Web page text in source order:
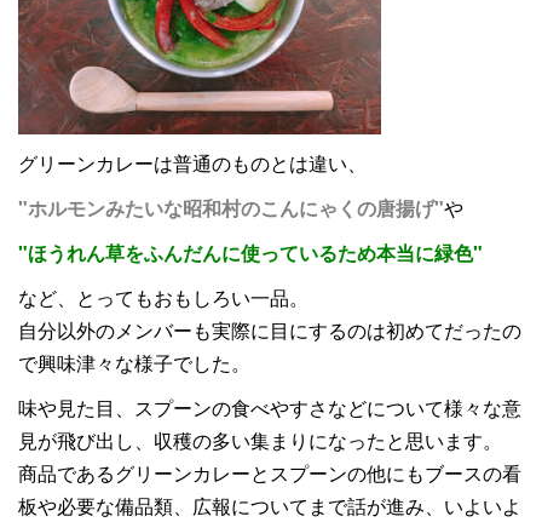
グリーンカレーは普通のものとは違い、
"ホルモンみたいな昭和村のこんにゃくの唐揚げ"や
"ほうれん草をふんだんに使っているため本当に緑色"
など、とってもおもしろい一品。
自分以外のメンバーも実際に目にするのは初めてだったの
で興味津々な様子でした。
味や見た目、スプーンの食べやすさなどについて様々な意
見が飛び出し、収穫の多い集まりになったと思います。
商品であるグリーンカレーとスプーンの他にもブースの看
板や必要な備品類、広報についてまで話が進み、いよいよ